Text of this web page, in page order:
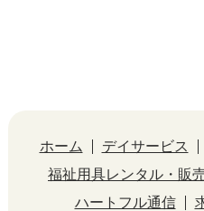
ホーム デイサービス
福祉用具レンタル・販
ハートフル通信